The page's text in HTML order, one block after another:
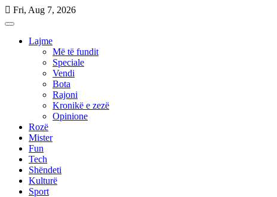
Skip
to
Fri, Aug 7, 2026
Lajme
Më të fundit
Speciale
Vendi
Bota
Rajoni
Kronikë e zezë
Opinione
Rozë
Mister
Fun
Tech
Shëndeti
Kulturë
Sport